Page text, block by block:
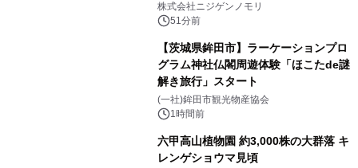
株式会社ニジゲンノモリ
51分前
【茨城県鉾田市】ラーケーションプロ
グラム神社仏閣周遊体験「ほこたde謎
解き旅行」スタート
(一社)鉾田市観光物産協会
1時間前
六甲高山植物園 約3,000株の大群落 キ
レンゲショウマ見頃